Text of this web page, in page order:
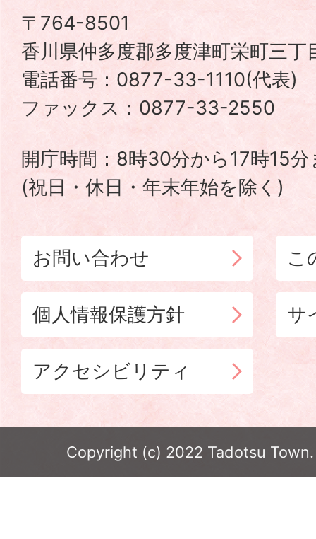
町
TADOTSU
TOWN
〒764-8501
香川県仲多度郡多度津町栄町三
電話番号：0877-33-1110(代表)
ファックス：0877-33-2550
開庁時間：8時30分から17時15分
(祝日・休日・年末年始を除く)
お問い合わせ こ
個人情報保護方針 サ
アクセシビリティ
Copyright (c) 2022 Tadotsu